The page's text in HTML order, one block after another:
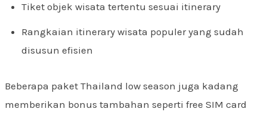
Tiket objek wisata tertentu sesuai itinerary
Rangkaian itinerary wisata populer yang sudah
disusun efisien
Beberapa paket Thailand low season juga kadang
memberikan bonus tambahan seperti free SIM card